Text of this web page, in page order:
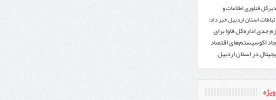
فناوری اطلاعات و
استان اردبیل خبر داد:
جدی اداره‌کل فاوا برای
اکوسیستم‌های اقتصاد
در استان اردبیل